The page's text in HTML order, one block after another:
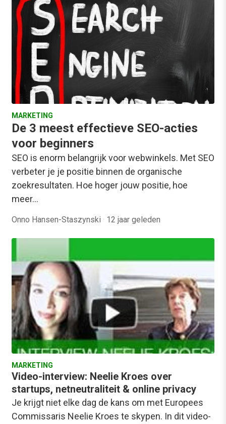
MARKETING
De 3 meest effectieve SEO-acties
voor beginners
SEO is enorm belangrijk voor webwinkels. Met SEO
verbeter je je positie binnen de organische
zoekresultaten. Hoe hoger jouw positie, hoe
meer…
Onno Hansen-Staszynski · 12 jaar geleden
MARKETING
Video-interview: Neelie Kroes over
startups, netneutraliteit & online privacy
Je krijgt niet elke dag de kans om met Europees
Commissaris Neelie Kroes te skypen. In dit video-